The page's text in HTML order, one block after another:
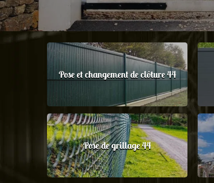
Pose et changement de clôture 44
Pose de grillage 44